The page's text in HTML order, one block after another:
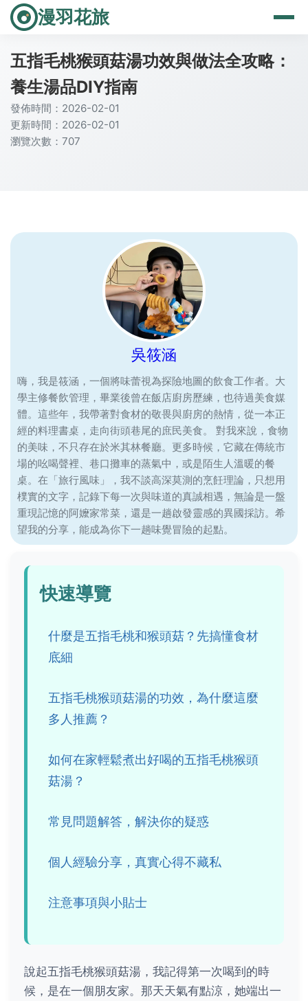
漫羽花旅
五指毛桃猴頭菇湯功效與做法全攻略：
養生湯品DIY指南
發佈時間：2026-02-01
更新時間：2026-02-01
瀏覽次數：707
吳筱涵
嗨，我是筱涵，一個將味蕾視為探險地圖的飲食工作者。大
學主修餐飲管理，畢業後曾在飯店廚房歷練，也待過美食媒
體。這些年，我帶著對食材的敬畏與廚房的熱情，從一本正
經的料理書桌，走向街頭巷尾的庶民美食。 對我來說，食物
的美味，不只存在於米其林餐廳。更多時候，它藏在傳統市
場的吆喝聲裡、巷口攤車的蒸氣中，或是陌生人溫暖的餐
桌。在「旅行風味」，我不談高深莫測的烹飪理論，只想用
樸實的文字，記錄下每一次與味道的真誠相遇，無論是一盤
重現記憶的阿嬤家常菜，還是一趟啟發靈感的異國採訪。希
望我的分享，能成為你下一趟味覺冒險的起點。
快速導覽
什麼是五指毛桃和猴頭菇？先搞懂食材
底細
五指毛桃猴頭菇湯的功效，為什麼這麼
多人推薦？
如何在家輕鬆煮出好喝的五指毛桃猴頭
菇湯？
常見問題解答，解決你的疑惑
個人經驗分享，真實心得不藏私
注意事項與小貼士
說起五指毛桃猴頭菇湯，我記得第一次喝到的時
候，是在一個朋友家。那天天氣有點涼，她端出一